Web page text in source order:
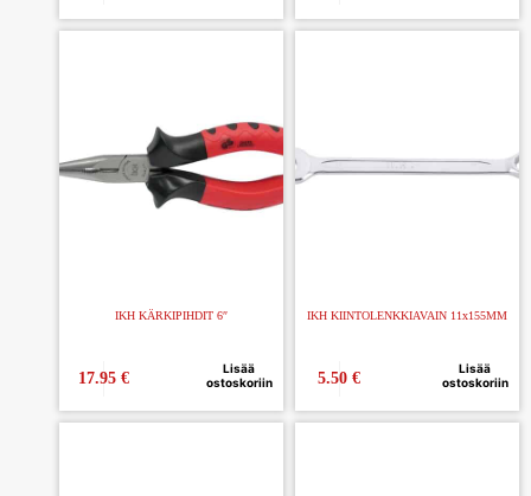
IKH KÄRKIPIHDIT 6″
17.95 €
Lisää
ostoskoriin
IKH KIINTOLENKKIAVAIN 11x155MM
5.50€
Lisää
ostoskoriin